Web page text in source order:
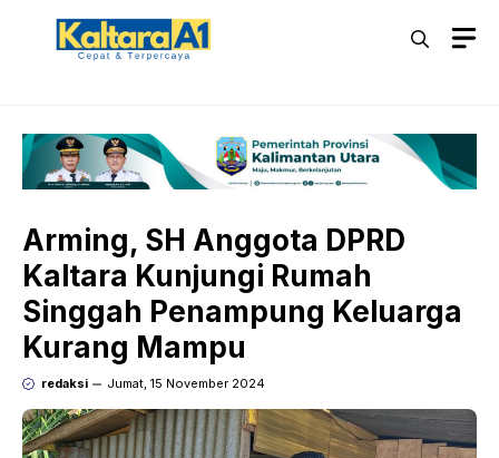
Langsung
Arming, SH Anggota DPRD
Kaltara Kunjungi Rumah
Singgah Penampung Keluarga
Kurang Mampu
redaksi Jumat, 15 November 2024